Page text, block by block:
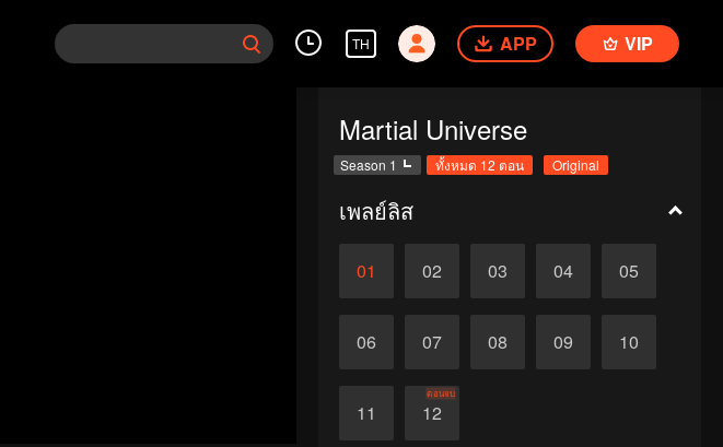
TH APP VIP
Martial Universe
Season 1 ทั้งหมด 12 ตอน Original
เพลย์ลิส
01 02 03 04 05
06 07 08 09 10
11 12
ตอนจบ